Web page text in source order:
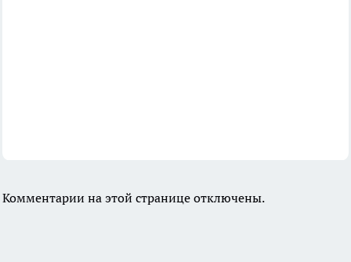
Комментарии на этой странице отключены.